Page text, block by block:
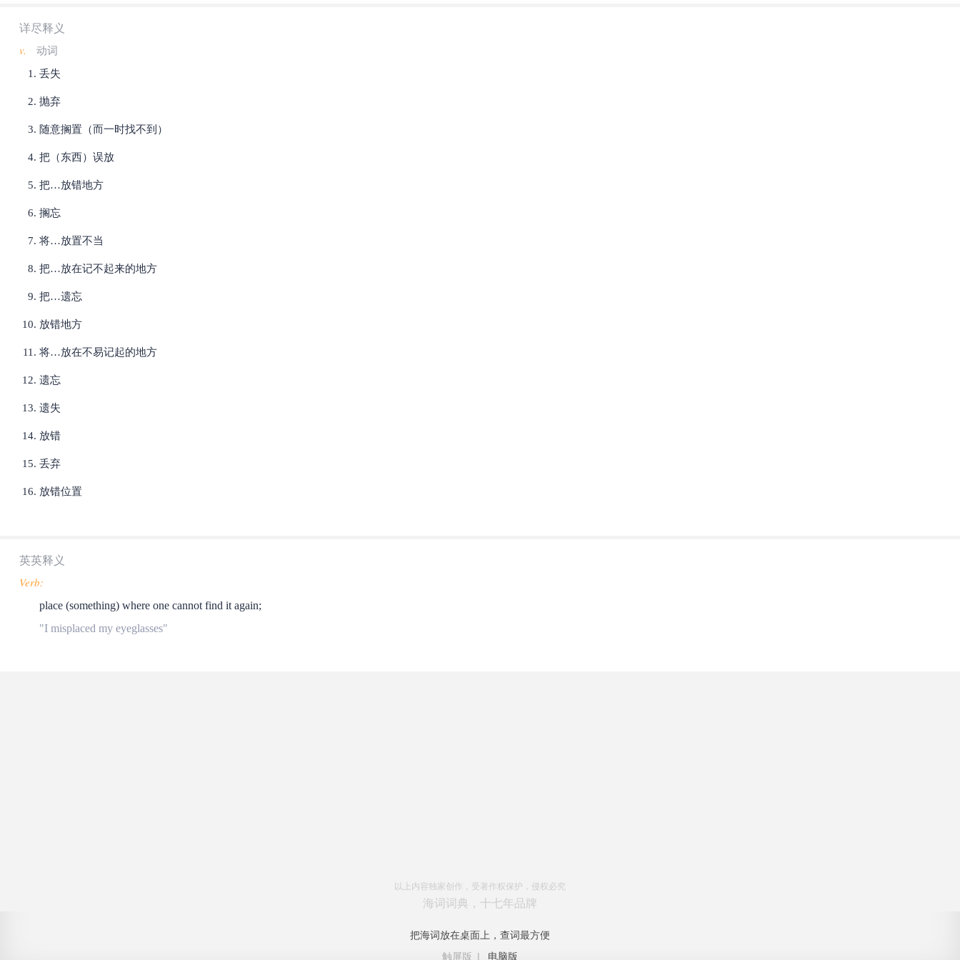
详尽释义
v.
动词
丢失
抛弃
随意搁置（而一时找不到）
把（东西）误放
把…放错地方
搁忘
将…放置不当
把…放在记不起来的地方
把…遗忘
放错地方
将…放在不易记起的地方
遗忘
遗失
放错
丢弃
放错位置
英英释义
Verb:
place (something) where one cannot find it again;
"I misplaced my eyeglasses"
以上内容独家创作，受著作权保护，侵权必究
海词词典，十七年品牌
把海词放在桌面上，查词最方便
触屏版
| 电脑版